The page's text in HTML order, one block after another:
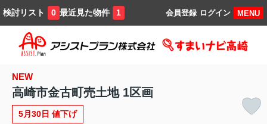
検討リスト 0 最近見た物件 1 MENU
ログイン
会員登録
NEW
高崎市金古町売土地 1区画
5月30日 値下げ